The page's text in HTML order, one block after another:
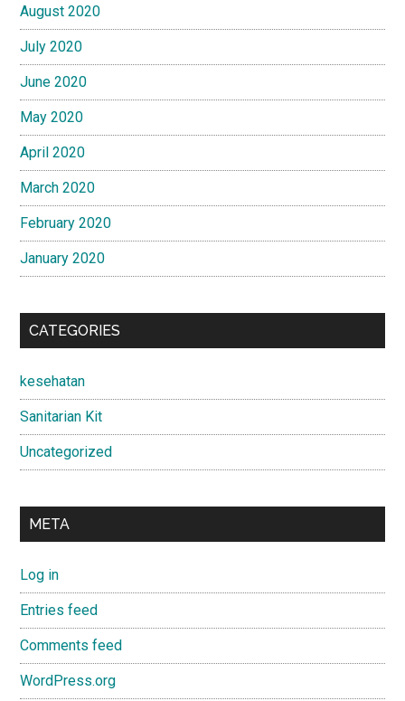
August 2020
July 2020
June 2020
May 2020
April 2020
March 2020
February 2020
January 2020
CATEGORIES
kesehatan
Sanitarian Kit
Uncategorized
META
Log in
Entries feed
Comments feed
WordPress.org